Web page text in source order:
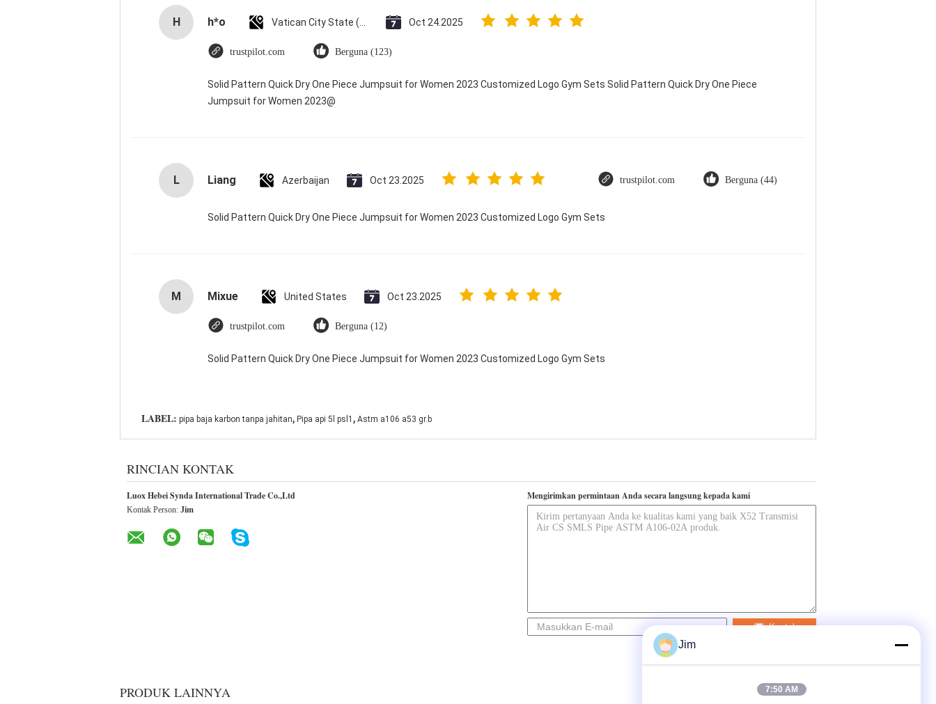
H h*o Oct 24.2025
trustpilot.com Berguna (123)
Solid Pattern Quick Dry One Piece Jumpsuit for Women 2023 Customized Logo Gym Sets Solid Pattern Quick Dry One Piece
Jumpsuit for Women 2023@
L Liang Azerbaijan Oct 23.2025 trustpilot.com Berguna (44)
Solid Pattern Quick Dry One Piece Jumpsuit for Women 2023 Customized Logo Gym Sets
M Mixue United States Oct 23.2025
trustpilot.com Berguna (12)
Solid Pattern Quick Dry One Piece Jumpsuit for Women 2023 Customized Logo Gym Sets
LABEL: pipa baja karbon tanpa jahitan, Pipa api 5l psl1 , Astm a106 a53 gr.b
RINCIAN KONTAK
Luox Hebei Synda International Trade Co.,Ltd
Kontak Person: Jim
Mengirimkan permintaan Anda secara langsung kepada kami
Kontak
PRODUK LAINNYA
Jim
7:50 AM